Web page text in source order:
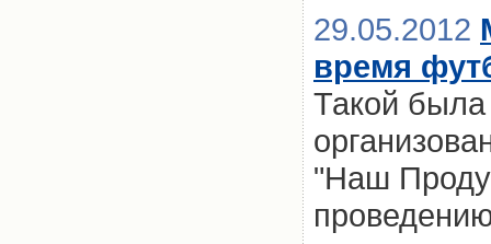
29.05.2012
время
Такой была
"Наш